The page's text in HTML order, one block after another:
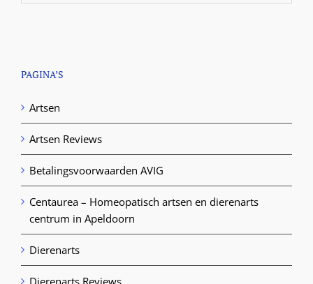
PAGINA’S
Artsen
Artsen Reviews
Betalingsvoorwaarden AVIG
Centaurea – Homeopatisch artsen en dierenarts
centrum in Apeldoorn
Dierenarts